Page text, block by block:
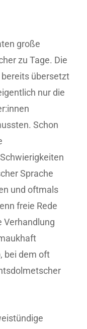
große
zu Tage. Die
übersetzt
nur die
Schon
Sprache
und oftmals
freie Rede
Verhandlung
bei dem oft